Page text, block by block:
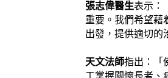
張志偉醫生表示：
重要。我們希望藉
出發，提供適切的
天文法師指出：「